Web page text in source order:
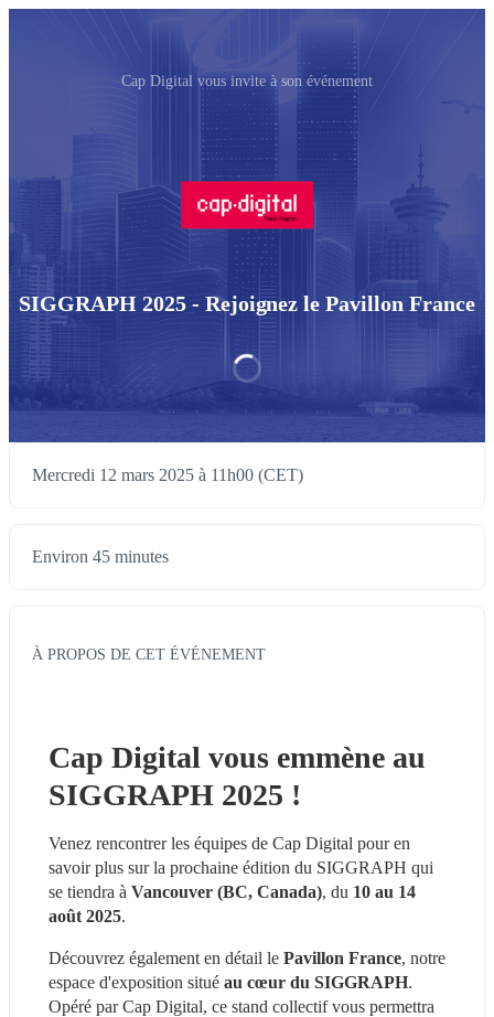
Cap Digital vous invite à son événement
SIGGRAPH 2025 - Rejoignez le Pavillon France
Mercredi 12 mars 2025 à 11h00 (CET)
Environ 45 minutes
À PROPOS DE CET ÉVÉNEMENT
Cap Digital vous emmène au
SIGGRAPH 2025 !
Venez rencontrer les équipes de Cap Digital pour en
savoir plus sur la prochaine édition du SIGGRAPH qui
se tiendra à Vancouver (BC, Canada), du 10 au 14
août 2025.
Découvrez également en détail le Pavillon France, notre
espace d'exposition situé au cœur du SIGGRAPH.
Opéré par Cap Digital, ce stand collectif vous permettra